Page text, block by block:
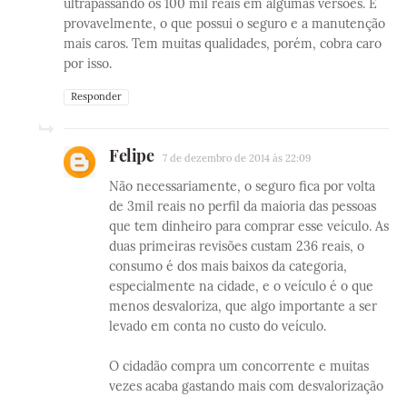
ultrapassando os 100 mil reais em algumas versões. E
provavelmente, o que possui o seguro e a manutenção
mais caros. Tem muitas qualidades, porém, cobra caro
por isso.
Responder
Felipe 7 de dezembro de 2014 às 22:09
Não necessariamente, o seguro fica por volta
de 3mil reais no perfil da maioria das pessoas
que tem dinheiro para comprar esse veículo. As
duas primeiras revisões custam 236 reais, o
consumo é dos mais baixos da categoria,
especialmente na cidade, e o veículo é o que
menos desvaloriza, que algo importante a ser
levado em conta no custo do veículo.
O cidadão compra um concorrente e muitas
vezes acaba gastando mais com desvalorização